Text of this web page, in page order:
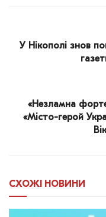
У Нікополі знов
«Незламна
«Місто-герой
СХОЖІ НОВИНИ